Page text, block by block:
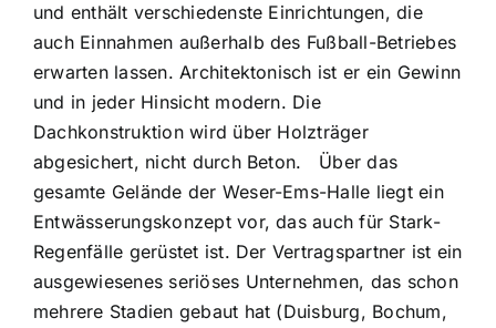
und enthält verschiedenste Einrichtungen, die
auch Einnahmen außerhalb des Fußball-Betriebes
erwarten lassen. Architektonisch ist er ein Gewinn
und in jeder Hinsicht modern. Die
Dachkonstruktion wird über Holzträger
abgesichert, nicht durch Beton. Über das
gesamte Gelände der Weser-Ems-Halle liegt ein
Entwässerungskonzept vor, das auch für Stark-
Regenfälle gerüstet ist. Der Vertragspartner ist ein
ausgewiesenes seriöses Unternehmen, das schon
mehrere Stadien gebaut hat (Duisburg, Bochum,